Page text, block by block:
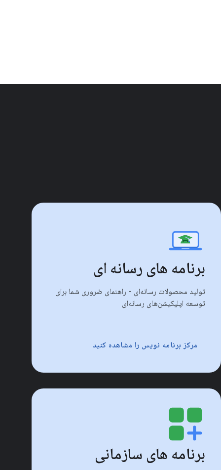
برنامه های رسانه ای
تولید محصولات رسانه‌ای - راهنمای ضروری شما برای
توسعه اپلیکیشن‌های رسانه‌ای
مرکز برنامه نویس را مشاهده کنید
برنامه های سازمانی